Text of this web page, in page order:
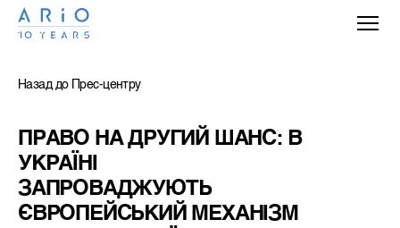
Назад до Прес-центру
ПРАВО НА ДРУГИЙ ШАНС: В
УКРАЇНІ
ЗАПРОВАДЖУЮТЬ
ЄВРОПЕЙСЬКИЙ МЕХАНІЗМ